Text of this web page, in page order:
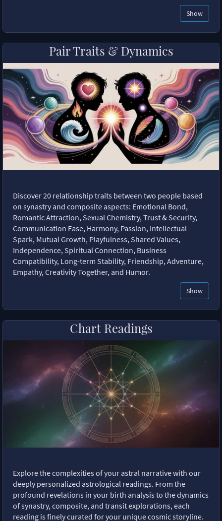
Show
Pair Traits & Dynamics
Discover 20 relationship traits between two people based
on synastry and composite aspects: Emotional Bond,
Romantic Attraction, Sexual Chemistry, Trust & Security,
Communication Ease, Harmony, Passion, Intellectual
Spark, Mutual Growth, Playfulness, Shared Values,
Independence, Spiritual Connection, Business
Compatibility, Long-term Stability, Friendship, Adventure,
Empathy, Creativity Together, and Humor.
Show
Chart Readings
Explore the complexities of your astral narrative with our
deeply personalized astrological readings. From the
profound revelations in your birth analysis to the dynamics
of synastry, composite, and transit explorations, each
reading is finely curated for your unique cosmic storyline.